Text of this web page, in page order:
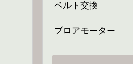
ベルト交換
ブロアモーター